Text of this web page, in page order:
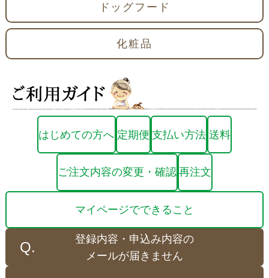
ドッグフード
化粧品
はじめての方へ 定期便 支払い方法 送料
ご注文内容の変更・確認 再注文
マイページでできること
登録内容・申込み内容の
メールが届きません